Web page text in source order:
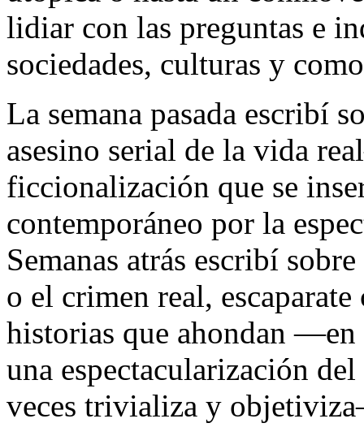
lidiar con las preguntas e
sociedades, culturas y
La semana pasada escribí
asesino serial de la vida
ficcionalización que se
contemporáneo por la
Semanas atrás escribí
o el crimen real,
historias que ahondan
una espectacularización
veces trivializa y